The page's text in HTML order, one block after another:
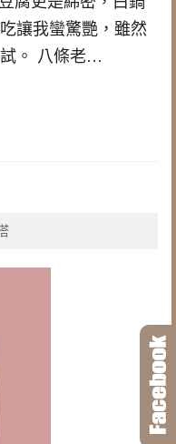
讓我蠻驚艷，雖然
。 八條老…